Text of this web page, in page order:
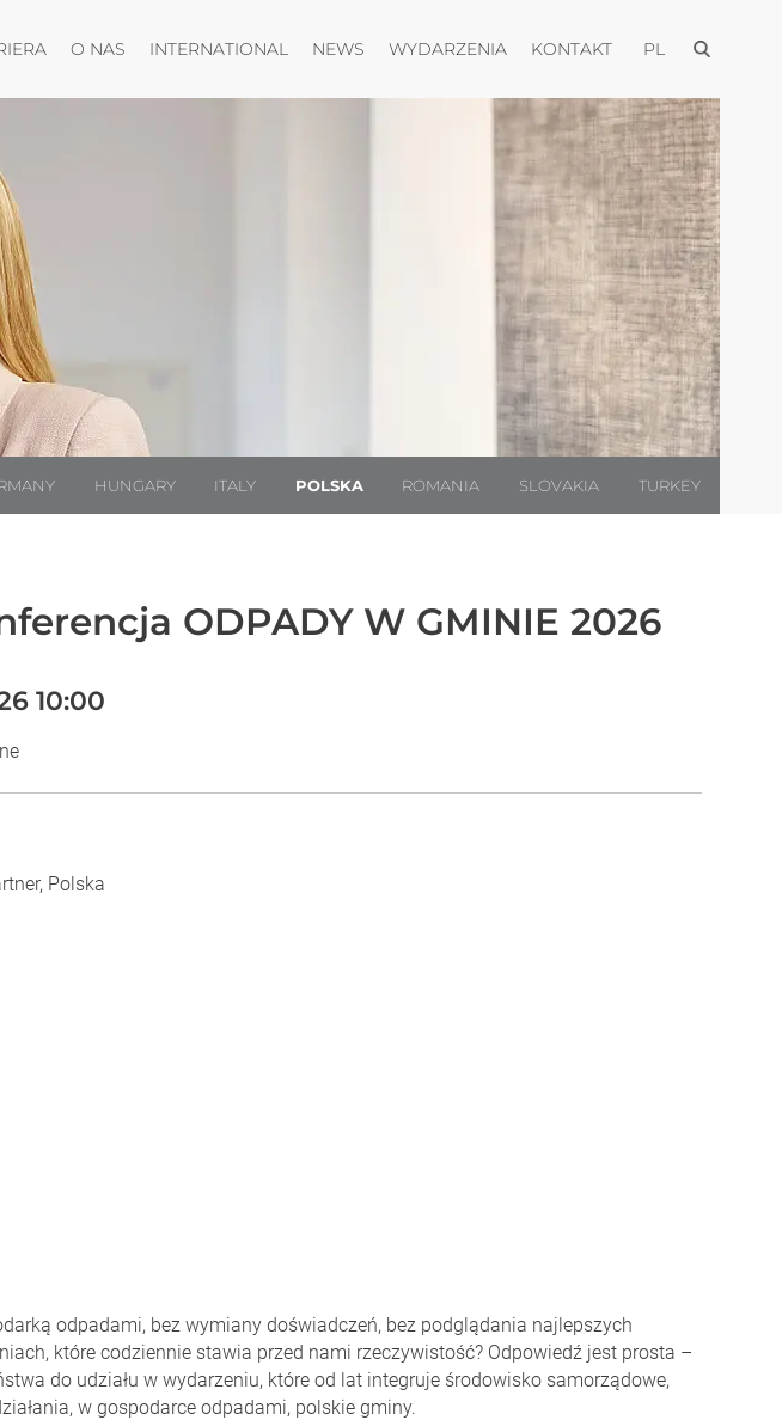
Otwórz menu
O NAS Otwórz menu
INTERNATIONAL Otwórz menu
NEWS Otwórz menu
WYDARZENIAOtwórz menu
KONTAKTOtwórz menu
PL Otwórz
HUNGARY ITALY POLSKA ROMANIA SLOVAKIA TURKEY
ODPADY W GMINIE 2026
10:00
Polska
odpadami, bez wymiany doświadczeń, bez podglądania najlepszych
które codziennie stawia przed nami rzeczywistość? Odpowiedź jest prosta –
do udziału w wydarzeniu, które od lat integruje środowisko samorządowe,
w gospodarce odpadami, polskie gminy.